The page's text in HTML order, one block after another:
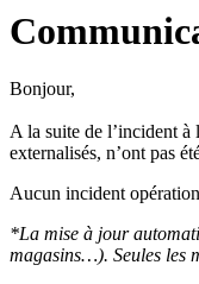
Bonjour,
A la suite de l’incident
externalisés, n’ont pas
Aucun incident
*La mise à jour
magasins…). Seules les